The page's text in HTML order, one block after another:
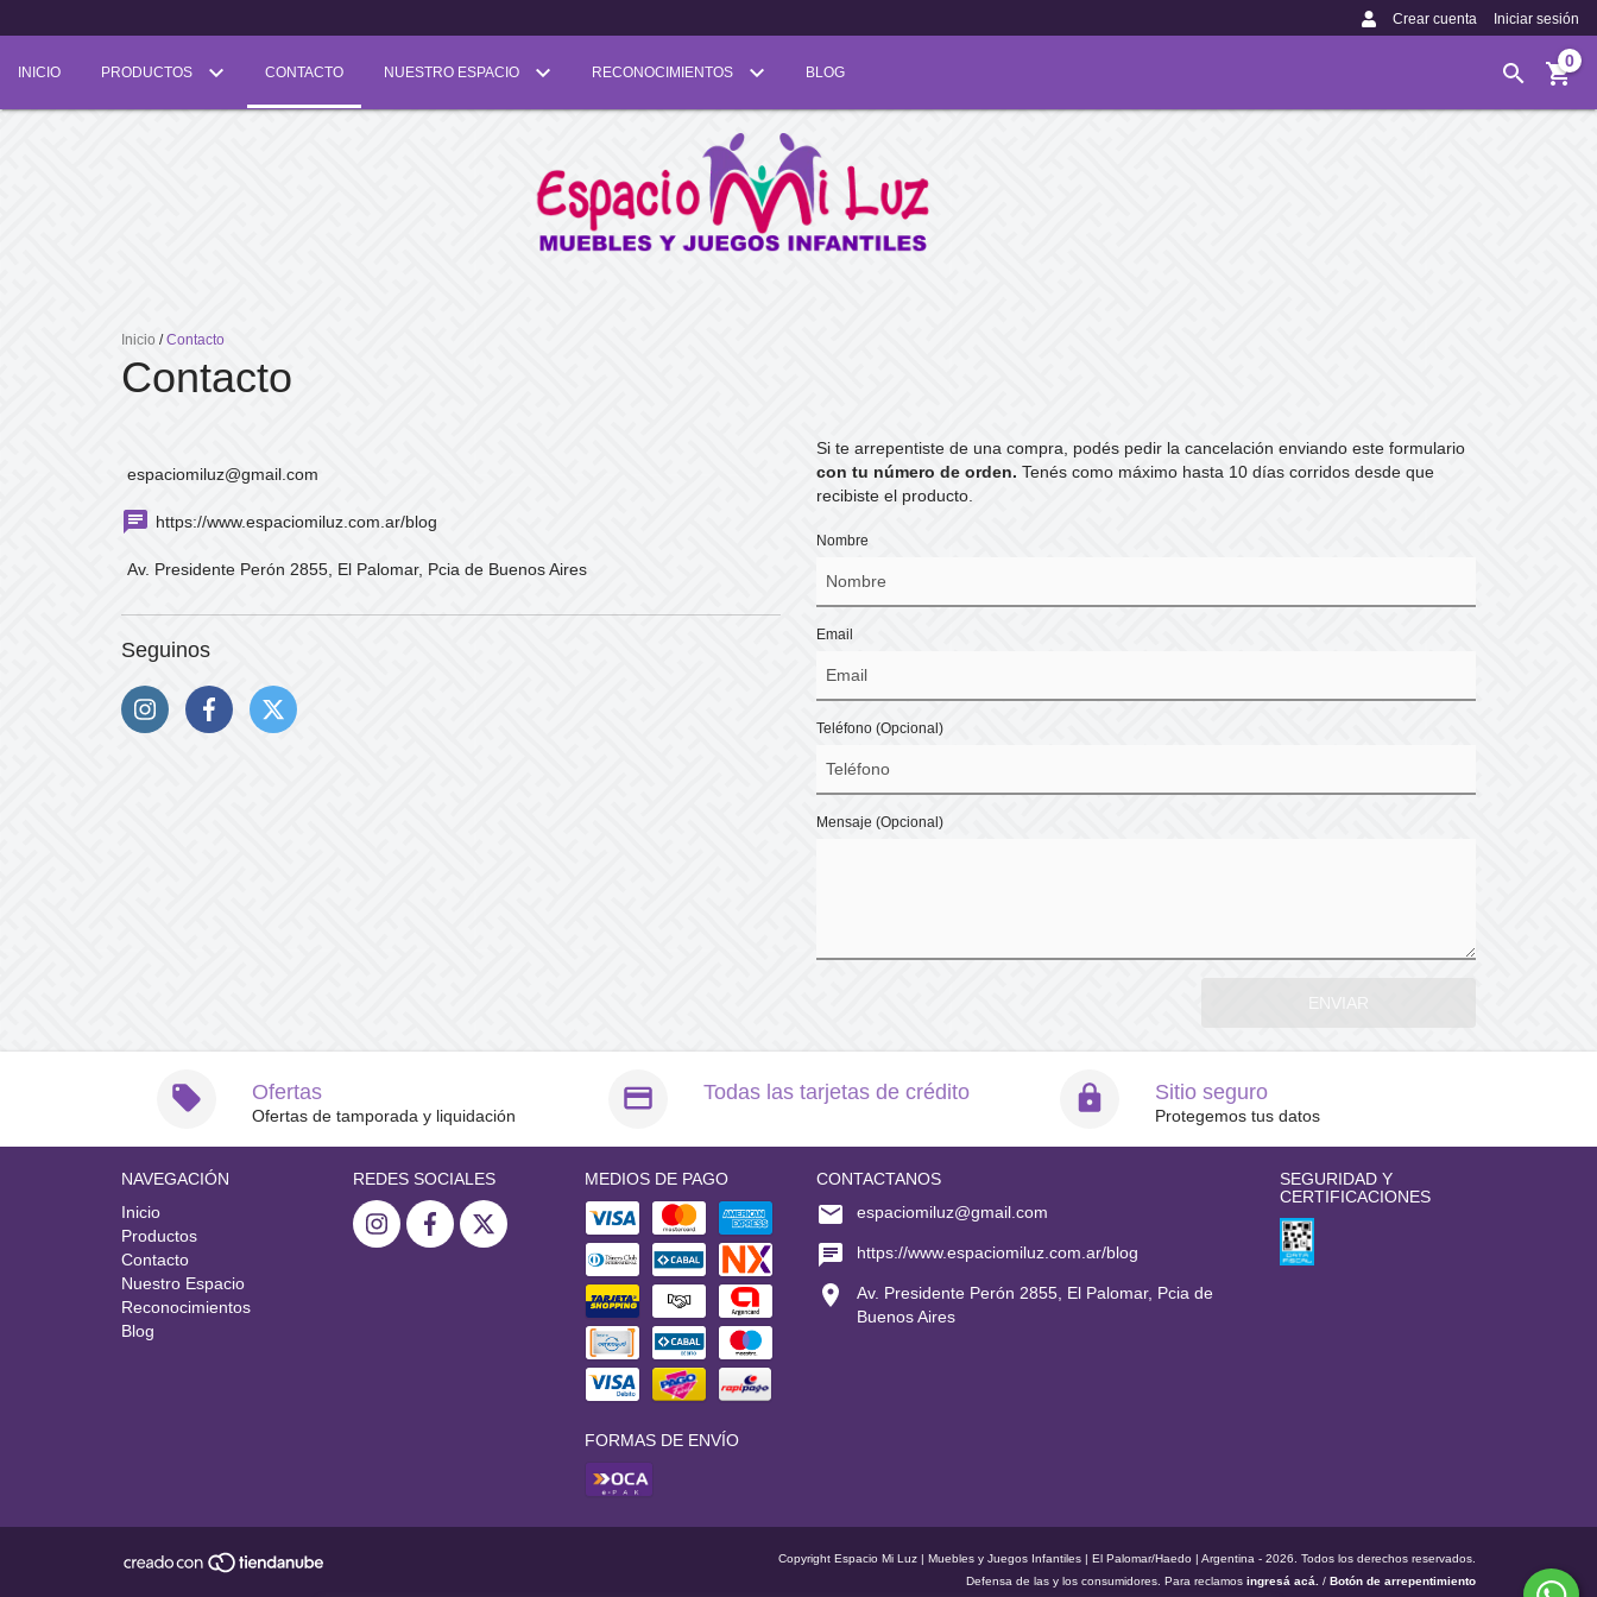
Crear cuenta Iniciar sesión
INICIO PRODUCTOS CONTACTO NUESTRO ESPACIO RECONOCIMIENTOS BLOG
0
Inicio / Contacto
Contacto
espaciomiluz@gmail.com
https://www.espaciomiluz.com.ar/blog
Av. Presidente Perón 2855, El Palomar, Pcia de Buenos Aires
Seguinos
Si te arrepentiste de una compra, podés pedir la cancelación enviando este formulario
con tu número de orden. Tenés como máximo hasta 10 días corridos desde que
recibiste el producto.
Nombre
Email
Teléfono (Opcional)
Mensaje (Opcional)
Ofertas
Ofertas de tamporada y liquidación
Todas las tarjetas de crédito Sitio seguro
Protegemos tus datos
NAVEGACIÓN
Inicio
Productos
Contacto
Nuestro Espacio
Reconocimientos
Blog
REDES SOCIALES MEDIOS DE PAGO
FORMAS DE ENVÍO
CONTACTANOS
espaciomiluz@gmail.com
https://www.espaciomiluz.com.ar/blog
Av. Presidente Perón 2855, El Palomar, Pcia de
Buenos Aires
SEGURIDAD Y
CERTIFICACIONES
Copyright Espacio Mi Luz | Muebles y Juegos Infantiles | El Palomar/Haedo | Argentina - 2026. Todos los derechos reservados.
Defensa de las y los consumidores. Para reclamos ingresá acá. / Botón de arrepentimiento